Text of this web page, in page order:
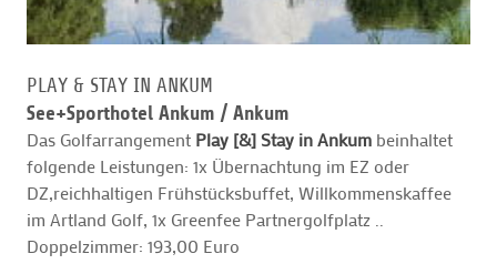
PLAY & STAY IN ANKUM
See+Sporthotel Ankum / Ankum
Das Golfarrangement Play [&] Stay in Ankum beinhaltet
folgende Leistungen: 1x Übernachtung im EZ oder
DZ,reichhaltigen Frühstücksbuffet, Willkommenskaffee
im Artland Golf, 1x Greenfee Partnergolfplatz ..
Doppelzimmer: 193,00 Euro